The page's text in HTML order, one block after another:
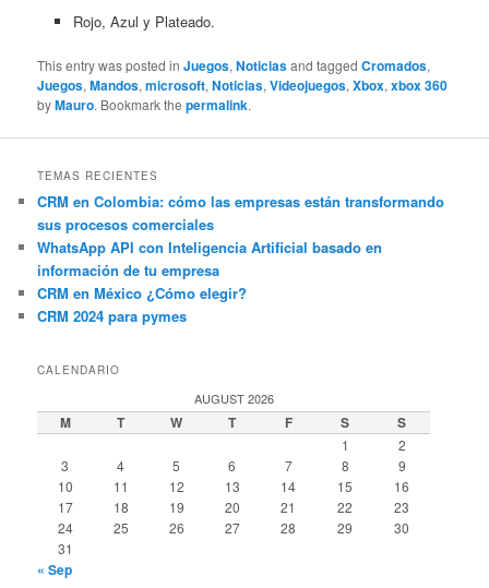
Rojo, Azul y Plateado.
This entry was posted inJuegos,Noticiasand taggedCromados,
Juegos,Mandos,microsoft,Noticias,Videojuegos,Xbox,xbox 360
byMauro. Bookmark thepermalink.
TEMAS RECIENTES
CRM en Colombia: cómo las empresas están transformando
sus procesos comerciales
WhatsApp API con Inteligencia Artificial basado en
información de tu empresa
CRM en México ¿Cómo elegir?
CRM 2024 para pymes
CALENDARIO
AUGUST 2026
M T W T F S S
1
2
3
4 5 6 7 8
9
10
11 12 13 14 15
16
17
18 19 20 21 22
23
24
25 26 27 28 29
30
31
« Sep